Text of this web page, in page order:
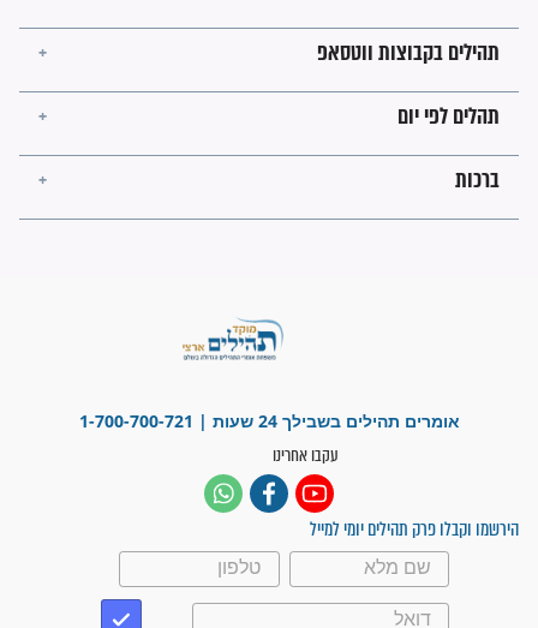
זקוק לתפילות": סיפור ישועה
מדהים בזכות התפילות מדי יום
עלינו שהקב"ה שמע לתפילות
לכל המאמרים
סגולות לשמירה והגנה